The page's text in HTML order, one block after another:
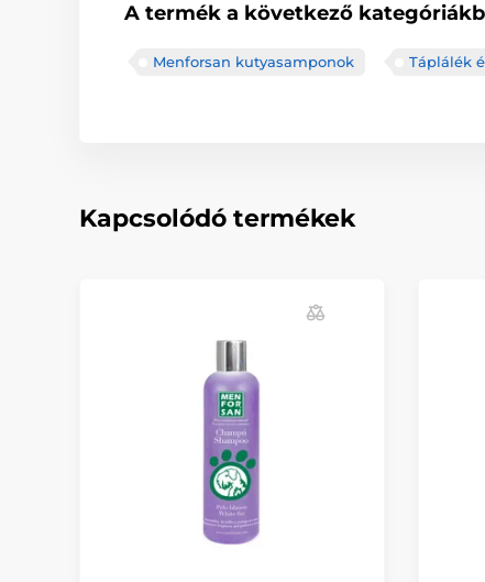
A termék a következő
Menforsan kutyasamponok Táplálék
Kapcsolódó termékek